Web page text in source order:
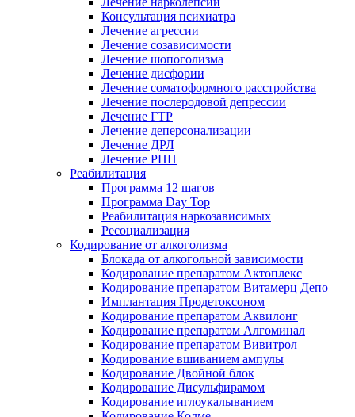
Консультация психиатра
Лечение агрессии
Лечение созависимости
Лечение шопоголизма
Лечение дисфории
Лечение соматоформного расстройства
Лечение послеродовой депрессии
Лечение ГТР
Лечение деперсонализации
Лечение ДРЛ
Лечение РПП
Реабилитация
Программа 12 шагов
Программа Day Top
Реабилитация наркозависимых
Ресоциализация
Кодирование от алкоголизма
Блокада от алкогольной зависимости
Кодирование препаратом Актоплекс
Кодирование препаратом Витамерц Депо
Имплантация Продетоксоном
Кодирование препаратом Аквилонг
Кодирование препаратом Алгоминал
Кодирование препаратом Вивитрол
Кодирование вшиванием ампулы
Кодирование Двойной блок
Кодирование Дисульфирамом
Кодирование иглоукалыванием